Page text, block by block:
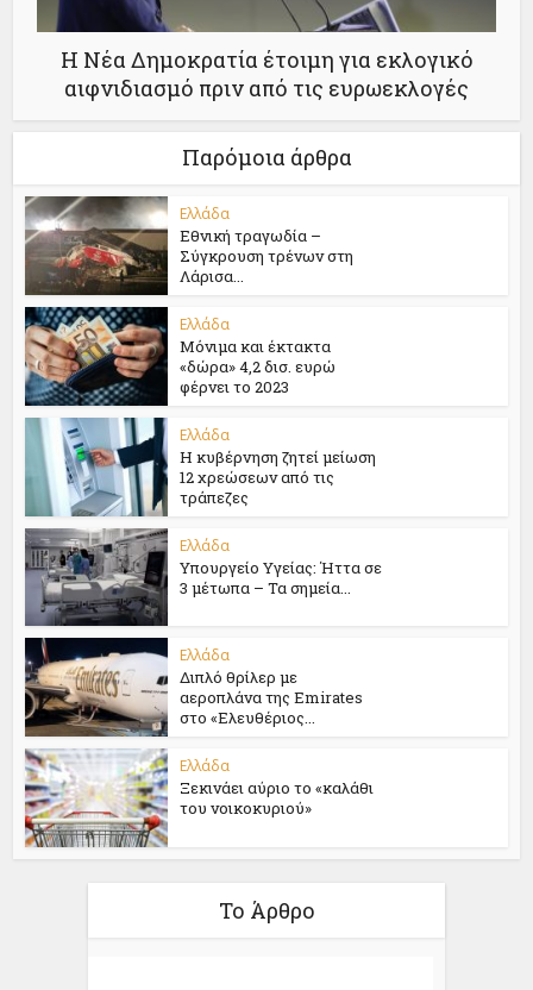
Η Νέα Δημοκρατία έτοιμη για εκλογικό
αιφνιδιασµό πριν από τις ευρωεκλογές
Παρόμοια άρθρα
Ελλάδα
Εθνική τραγωδία –
Σύγκρουση τρένων στη
Λάρισα...
Ελλάδα
Μόνιμα και έκτακτα
«δώρα» 4,2 δισ. ευρώ
φέρνει το 2023
Ελλάδα
Η κυβέρνηση ζητεί μείωση
12 χρεώσεων από τις
τράπεζες
Ελλάδα
Υπουργείο Υγείας: Ήττα σε
3 μέτωπα – Τα σημεία...
Ελλάδα
Διπλό θρίλερ με
αεροπλάνα της Emirates
στο «Ελευθέριος...
Ελλάδα
Ξεκινάει αύριο το «καλάθι
του νοικοκυριού»
Το Άρθρο